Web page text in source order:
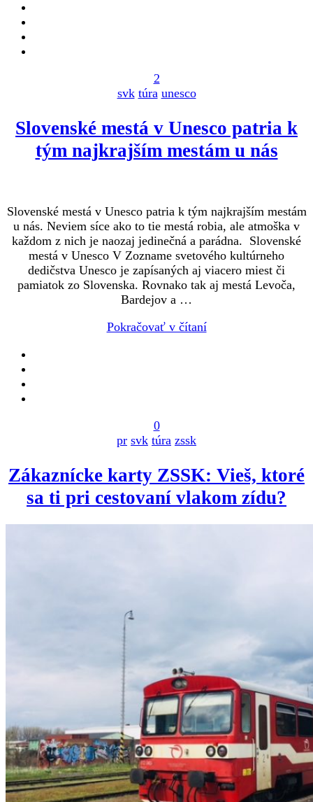
2
svk túra unesco
Slovenské mestá v Unesco patria k
tým najkrajším mestám u nás
Slovenské mestá v Unesco patria k tým najkrajším mestám
u nás. Neviem síce ako to tie mestá robia, ale atmoška v
každom z nich je naozaj jedinečná a parádna. Slovenské
mestá v Unesco V Zozname svetového kultúrneho
dedičstva Unesco je zapísaných aj viacero miest či
pamiatok zo Slovenska. Rovnako tak aj mestá Levoča,
Bardejov a …
Pokračovať v čítaní
0
pr svk túra zssk
Zákaznícke karty ZSSK: Vieš, ktoré
sa ti pri cestovaní vlakom zídu?